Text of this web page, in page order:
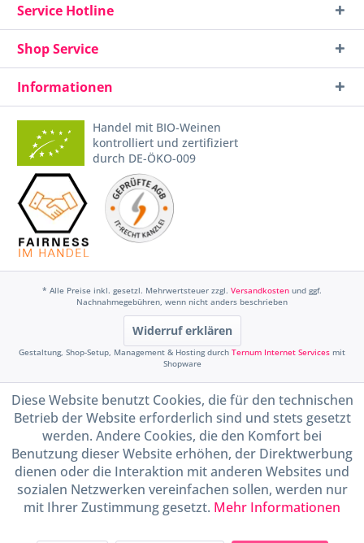
Service Hotline
Shop Service
Informationen
Handel mit BIO-Weinen
kontrolliert und zertifiziert
durch DE-ÖKO-009
* Alle Preise inkl. gesetzl. Mehrwertsteuer zzgl. Versandkosten und ggf.
Nachnahmegebühren, wenn nicht anders beschrieben
Widerruf erklären
Gestaltung, Shop-Setup, Management & Hosting durch Ternum Internet Services mit
Shopware
Diese Website benutzt Cookies, die für den technischen
Betrieb der Website erforderlich sind und stets gesetzt
werden. Andere Cookies, die den Komfort bei
Benutzung dieser Website erhöhen, der Direktwerbung
dienen oder die Interaktion mit anderen Websites und
sozialen Netzwerken vereinfachen sollen, werden nur
mit Ihrer Zustimmung gesetzt. Mehr Informationen